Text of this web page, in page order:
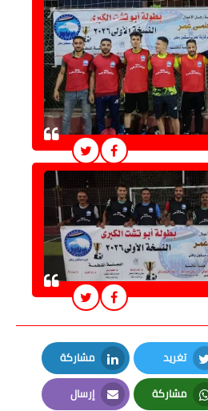
تغريد
Twitter
مشاركة
LinkedIn
مشاركة إرسال